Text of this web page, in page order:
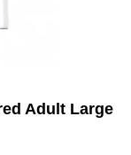
Adult Large